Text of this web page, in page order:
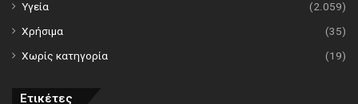
Υγεία
(2.059)
Χρήσιμα
(35)
Χωρίς κατηγορία
(19)
Ετικέτες